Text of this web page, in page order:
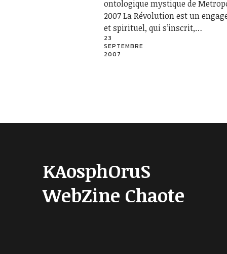
ontologique mystique de
2007 La Révolution est un
et spirituel, qui s’inscrit,…
23
SEPTEMBRE
2007
KAosphOruS
WebZine Chaote